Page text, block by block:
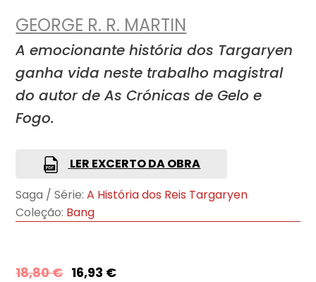
GEORGE R. R. MARTIN
A emocionante história dos Targaryen
ganha vida neste trabalho magistral
do autor de As Crónicas de Gelo e
Fogo.
LER EXCERTO DA OBRA
Saga / Série: A História dos Reis Targaryen
Coleção: Bang
18,80€ 16,93 €